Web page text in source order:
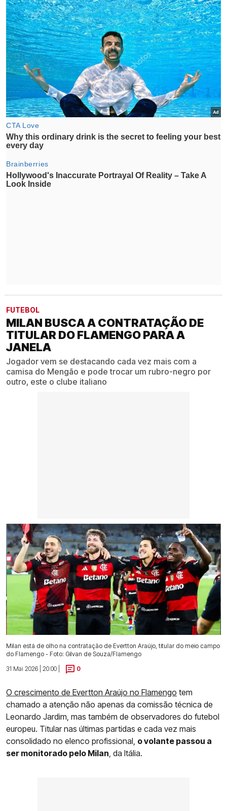
FUTEBOL
MILAN BUSCA A CONTRATAÇÃO DE
TITULAR DO FLAMENGO PARA A
JANELA
Jogador vem se destacando cada vez mais com a
camisa do Mengão e pode trocar um rubro-negro por
outro, este o clube italiano
Milan está de olho na contratação de Evertton Araújo, titular do meio campo
do Flamengo - Foto: Gilvan de Souza/Flamengo
31 Mai 2026 | 20:00 |
0
O crescimento de Evertton Araújo no Flamengo tem
chamado a atenção não apenas da comissão técnica de
Leonardo Jardim, mas também de observadores do futebol
europeu. Titular nas últimas partidas e cada vez mais
consolidado no elenco profissional, o volante passou a
ser monitorado pelo Milan , da Itália.